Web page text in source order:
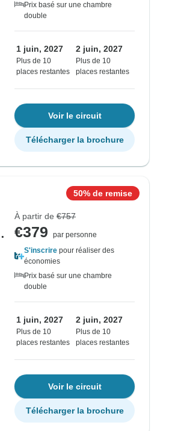
Prix basé sur une chambre
double
1 juin, 2027
Plus de 10
places restantes
2 juin, 2027
Plus de 10
places restantes
Voir le circuit
Télécharger la brochure
50% de remise
À partir de €757
€379
par personne
S'inscrire pour réaliser des
économies
Prix basé sur une chambre
double
1 juin, 2027
Plus de 10
places restantes
2 juin, 2027
Plus de 10
places restantes
Voir le circuit
Télécharger la brochure